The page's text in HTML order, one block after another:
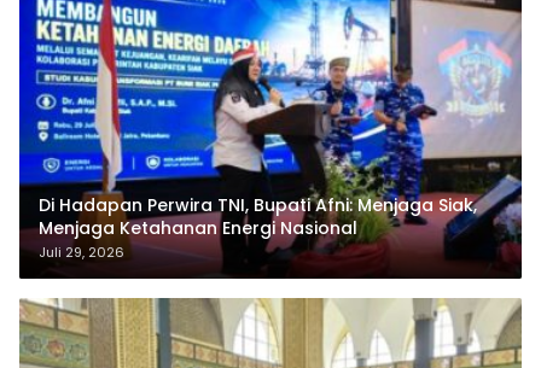
Atasi Kelangkaan BBM Kuala Kampar, Bupati Zukri
Pimpin Rapat Bersama Forkopimda, BPH Migas, dan
Pertamina
Juli 31, 2026